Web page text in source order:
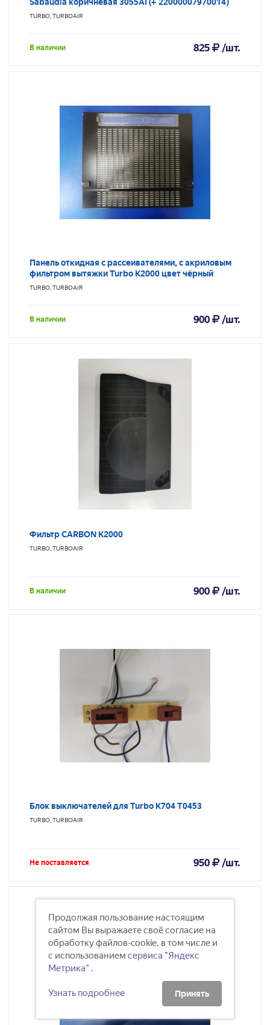
Sabaudia коричневая 3055AI (+ 22000007970014)
TURBO, TURBOAIR
В наличии 825 /шт.
Панель откидная с рассеивателями, с акриловым
фильтром вытяжки Turbo K2000 цвет чёрный
TURBO, TURBOAIR
В наличии 900 /шт.
Фильтр CARBON K2000
TURBO, TURBOAIR
В наличии 900 /шт.
Блок выключателей для Turbo K704 T0453
TURBO, TURBOAIR
Не поставляется 950 /шт.
Продолжая пользование настоящим
сайтом Вы выражаете своё согласие на
обработку файлов-cookie, в том числе и
с использованием сервиса "Яндекс
Метрика" .
Узнать подробнее Принять